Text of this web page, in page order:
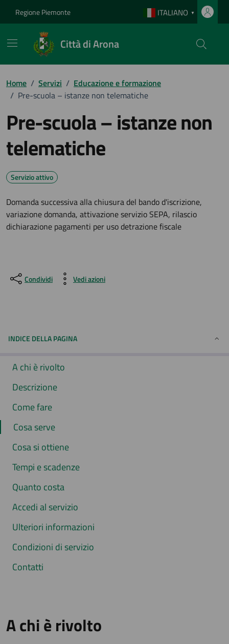
Regione Piemonte ITALIANO ▼
Città di Arona
Home / Servizi / Educazione e formazione
/ Pre-scuola – istanze non telematiche
Pre-scuola – istanze non
telematiche
Servizio attivo
Domanda successiva alla chiusura del bando d'iscrizione,
variazione domanda, attivazione servizio SEPA, rilascio
dichiarazione pagamenti per uso detrazione fiscale
Condividi Vedi azioni
INDICE DELLA PAGINA
A chi è rivolto
Descrizione
Come fare
Cosa serve
Cosa si ottiene
Tempi e scadenze
Quanto costa
Accedi al servizio
Ulteriori informazioni
Condizioni di servizio
Contatti
A chi è rivolto